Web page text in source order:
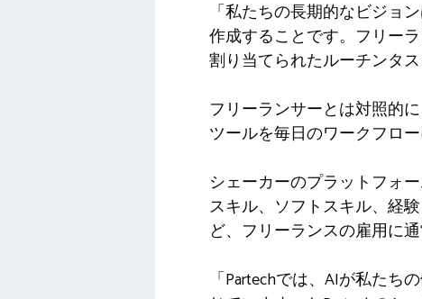
「私たちの長期的なビジョ
作成することです。フリー
割り当てられたルーチンタ
フリーランサーとは対照的
ツールを毎日のワークフロ
シェーカーのプラットフォ
スキル、ソフトスキル、経
ど、フリーランスの雇用に
「Partechでは、AIが私た